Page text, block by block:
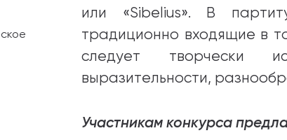
или «Sibelius». В
традиционно входящие в
следует творчески
выразительности,
Участникам конкурса